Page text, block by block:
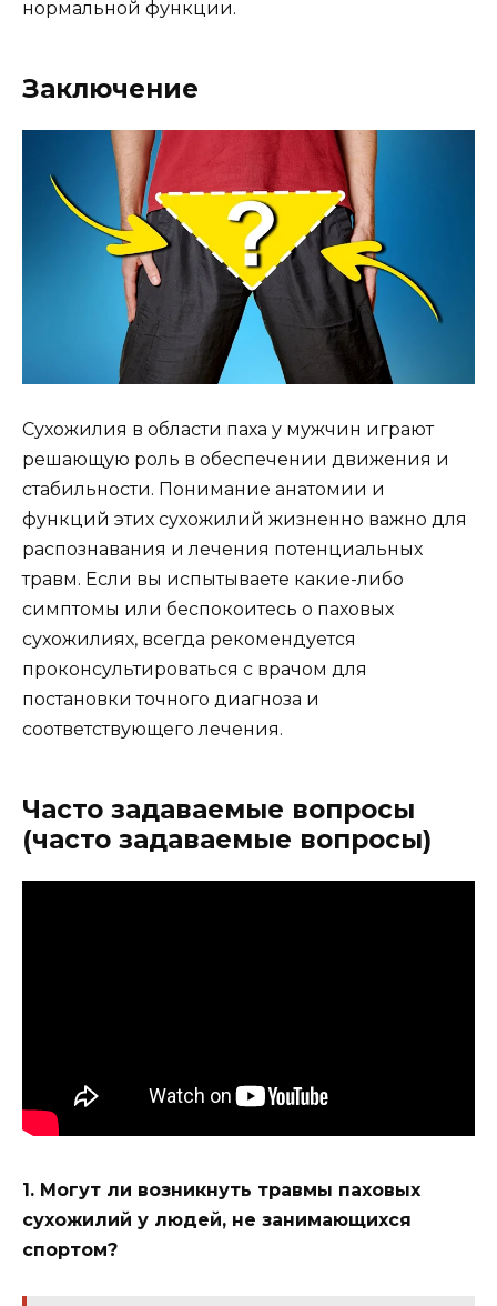
нормальной функции.
Заключение
Сухожилия в области паха у мужчин играют
решающую роль в обеспечении движения и
стабильности. Понимание анатомии и
функций этих сухожилий жизненно важно для
распознавания и лечения потенциальных
травм. Если вы испытываете какие-либо
симптомы или беспокоитесь о паховых
сухожилиях, всегда рекомендуется
проконсультироваться с врачом для
постановки точного диагноза и
соответствующего лечения.
Часто задаваемые вопросы
(часто задаваемые вопросы)
1. Могут ли возникнуть травмы паховых
сухожилий у людей, не занимающихся
спортом?